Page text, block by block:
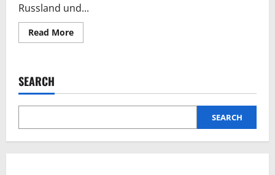
Russland und...
Read MoreRead
more
SEARCH
SEARCH